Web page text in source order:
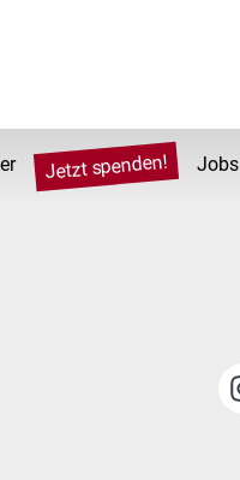
Jetzt spenden! Jobs